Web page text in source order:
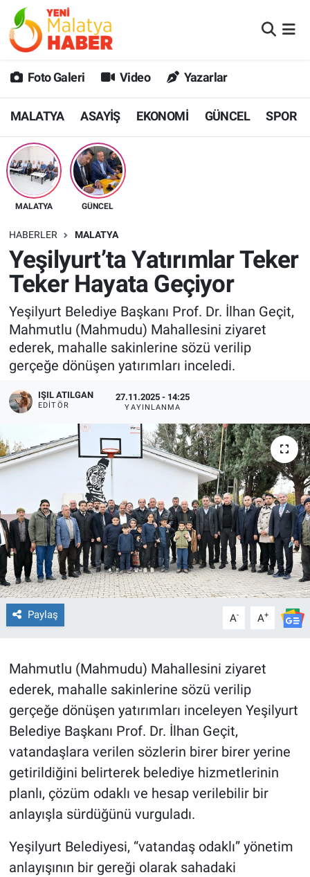
Foto Galeri Video Yazarlar
MALATYA ASAYİŞ EKONOMİ GÜNCEL SPOR
MALATYA GÜNCEL
HABERLER MALATYA
Yeşilyurt’ta Yatırımlar Teker
Teker Hayata Geçiyor
Yeşilyurt Belediye Başkanı Prof. Dr. İlhan Geçit,
Mahmutlu (Mahmudu) Mahallesini ziyaret
ederek, mahalle sakinlerine sözü verilip
gerçeğe dönüşen yatırımları inceledi.
IŞIL ATILGAN
EDITÖR
27.11.2025 - 14:25
YAYINLANMA
Paylaş A- A+
Mahmutlu (Mahmudu) Mahallesini ziyaret
ederek, mahalle sakinlerine sözü verilip
gerçeğe dönüşen yatırımları inceleyen Yeşilyurt
Belediye Başkanı Prof. Dr. İlhan Geçit,
vatandaşlara verilen sözlerin birer birer yerine
getirildiğini belirterek belediye hizmetlerinin
planlı, çözüm odaklı ve hesap verilebilir bir
anlayışla sürdüğünü vurguladı.
Yeşilyurt Belediyesi, “vatandaş odaklı” yönetim
anlayışının bir gereği olarak sahadaki
MALATYA
GÜNCEL
SPOR
SAĞLIK
DİĞER
EKONOMİ
Malatya Nöbetçi Eczaneler
MALATYA Namaz Vakitleri
Malatya Trafik Yoğunluk Haritası
Süper Lig Puan Durumu ve Fikstür
Tüm Manşetler
Son Dakika Haberleri